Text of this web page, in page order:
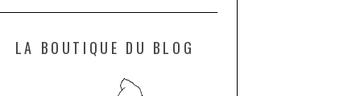
LA BOUTIQUE DU BLOG